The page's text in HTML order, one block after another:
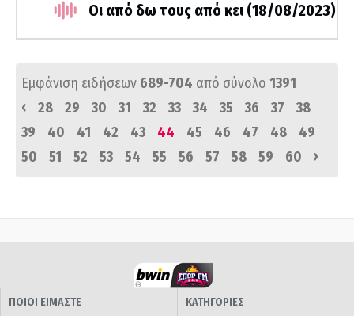
Οι από δω τους από κει (18/08/2023)
Εμφάνιση ειδήσεων 689-704 από σύνολο 1391
‹
28 29 30 31 32 33 34 35 36 37
38
39
40 41 42 43 44 45 46 47 48
49
50
51 52 53 54 55 56 57 58 59 60 ›
ΠΟΙΟΙ ΕΙΜΑΣΤΕ
ΚΑΤΗΓΟΡΙΕΣ